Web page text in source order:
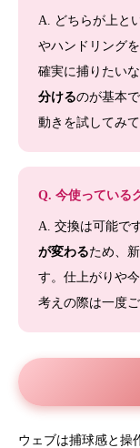
A. どちらが上と
やハンドリング
確実に捕りたい
分けるのが基本
動きを試してみて
Q. 今使っている
A. 交換は可能で
が変わるため、
す。仕上がりや
考えの際は一度
ウェブは捕球感と操